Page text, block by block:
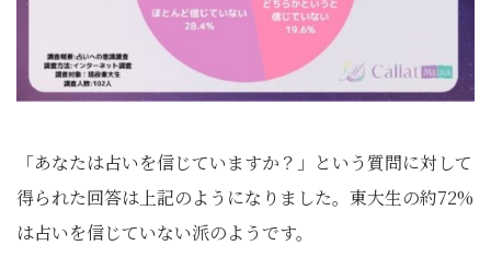
「あなたは占いを信じていますか？」という質問に対して
得られた回答は上記のようになりました。東大生の約72%
は占いを信じていない派のようです。